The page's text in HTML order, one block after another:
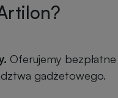
Oferujemy
gadżetowego.